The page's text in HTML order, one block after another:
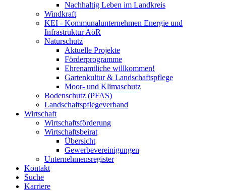
Nachhaltig Leben im Landkreis
Windkraft
KEI - Kommunalunternehmen Energie und
Infrastruktur AöR
Naturschutz
Aktuelle Projekte
Förderprogramme
Ehrenamtliche willkommen!
Gartenkultur & Landschaftspflege
Moor- und Klimaschutz
Bodenschutz (PFAS)
Landschaftspflegeverband
Wirtschaft
Wirtschaftsförderung
Wirtschaftsbeirat
Übersicht
Gewerbevereinigungen
Unternehmensregister
Kontakt
Suche
Karriere